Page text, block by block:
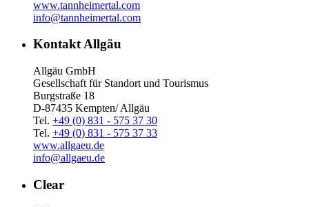
www.tannheimertal.com
info@tannheimertal.com
Kontakt Allgäu
Allgäu GmbH
Gesellschaft für Standort und Tourismus
Burgstraße 18
D-87435 Kempten/ Allgäu
Tel. +49 (0) 831 - 575 37 30
Tel. +49 (0) 831 - 575 37 33
www.allgaeu.de
info@allgaeu.de
Clear